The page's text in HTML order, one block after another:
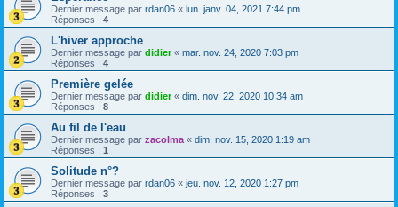
Dernier message par rdan06 « lun. janv. 04, 2021 7:44 pm
Réponses : 4
L'hiver approche
Dernier message par didier« mar. nov. 24, 2020 7:03 pm
Réponses : 4
Première gelée
Dernier message par didier« dim. nov. 22, 2020 10:34 am
Réponses : 8
Au fil de l'eau
Dernier message par zacolma « dim. nov. 15, 2020 1:19 am
Réponses : 1
Solitude n°?
Dernier message par rdan06 « jeu. nov. 12, 2020 1:27 pm
Réponses : 3